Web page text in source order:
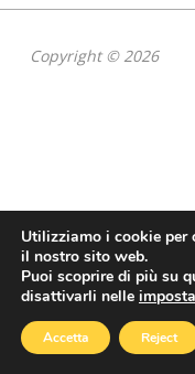
Copyright © 2026
Utilizziamo i cookie
il nostro sito web.
Puoi scoprire di più su
disattivarli nelle
Accetta Reject